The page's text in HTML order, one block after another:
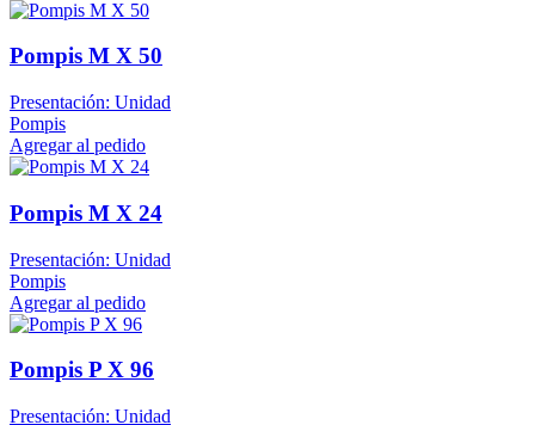
Pompis M X 50
Presentación: Unidad
Pompis
Agregar al pedido
Pompis M X 24
Presentación: Unidad
Pompis
Agregar al pedido
Pompis P X 96
Presentación: Unidad